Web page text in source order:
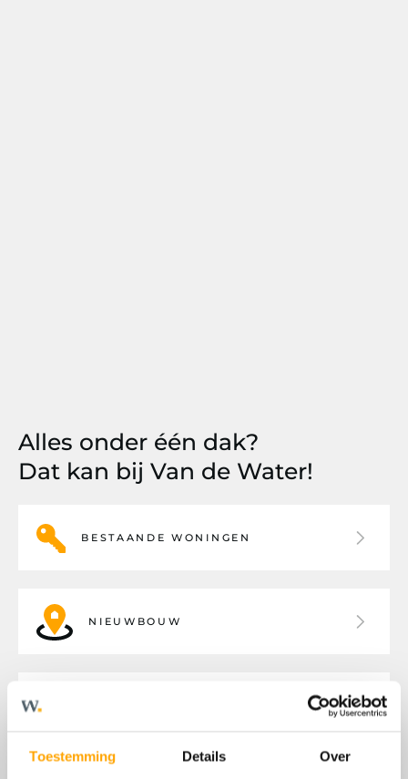
Toestemming Details Over
Alles onder één dak?
Dat kan bij Van de Water!
BESTAANDE WONINGEN
NIEUWBOUW